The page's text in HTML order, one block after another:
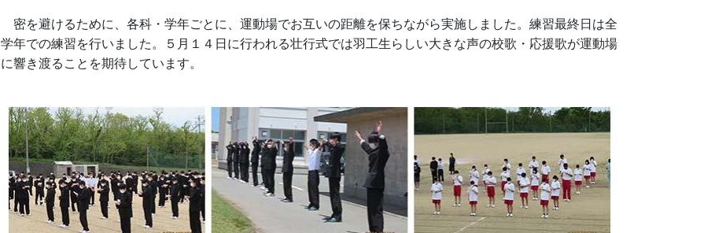
密を避けるために、各科・学年ごとに、運動場でお互いの距離を保ちながら実施しました。練習最終日は全
学年での練習を行いました。５月１４日に行われる壮行式では羽工生らしい大きな声の校歌・応援歌が運動場
に響き渡ることを期待しています。